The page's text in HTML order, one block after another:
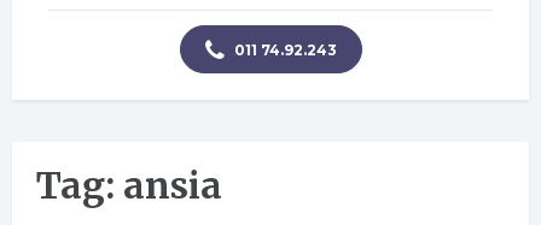
011 74.92.243
Tag: ansia